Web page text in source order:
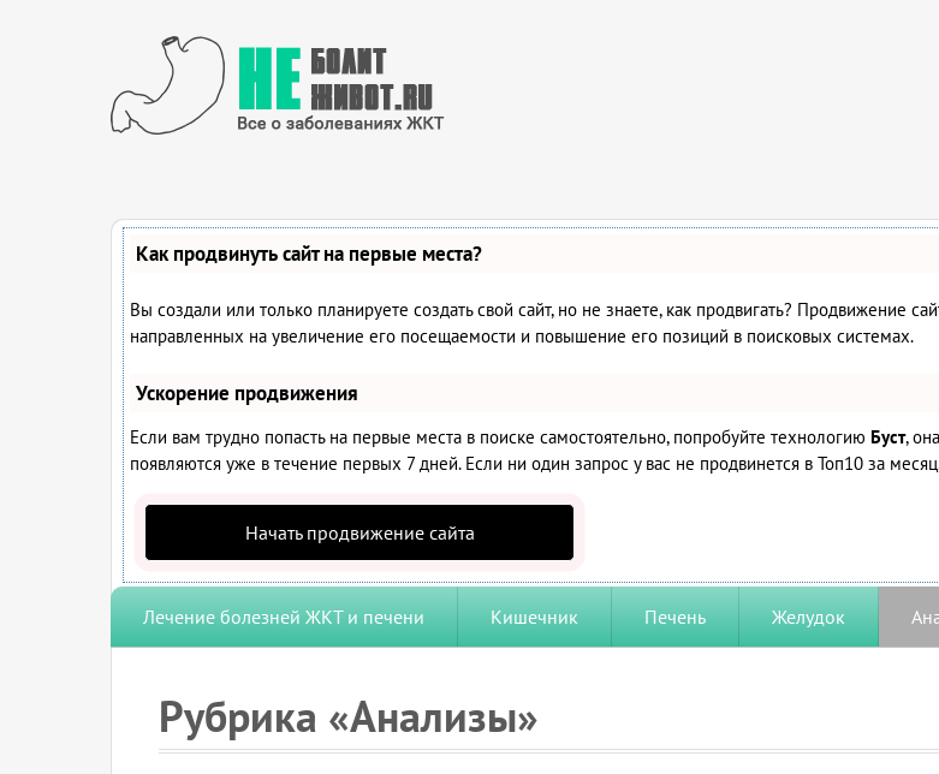
Как продвинуть сайт на первые места?
Вы создали или только планируете создать свой сайт, но не знаете, как продвигать? Продвижение
направленных на увеличение его посещаемости и повышение его позиций в поисковых системах.
Ускорение продвижения
Если вам трудно попасть на первые места в поиске самостоятельно, попробуйте технологию Буст,
появляются уже в течение первых 7 дней. Если ни один запрос у вас не продвинется в Топ10 за
Начать продвижение сайта
Лечение болезней ЖКТ и печени Кишечник Печень Желудок
Рубрика «Анализы»